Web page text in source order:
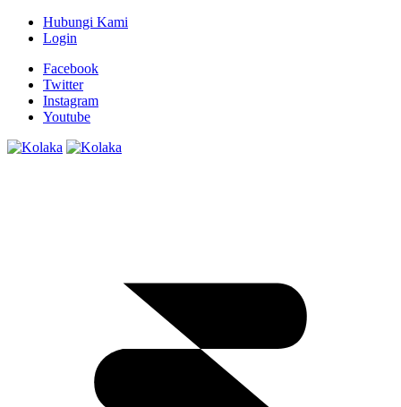
Hubungi Kami
Login
Facebook
Twitter
Instagram
Youtube